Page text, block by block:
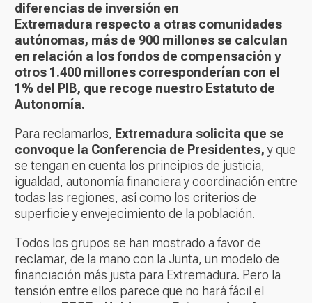
diferencias de inversión en
Extremadura respecto a otras comunidades
autónomas, más de 900 millones se calculan
en relación a los fondos de compensación y
otros 1.400 millones corresponderían con el
1% del PIB, que recoge nuestro Estatuto de
Autonomía.
Para reclamarlos, Extremadura solicita que se
convoque la Conferencia de Presidentes,y que
se tengan en cuenta los principios de justicia,
igualdad, autonomía financiera y coordinación entre
todas las regiones, así como los criterios de
superficie y envejecimiento de la población.
Todos los grupos se han mostrado a favor de
reclamar, de la mano con la Junta, un modelo de
financiación más justa para Extremadura. Pero la
tensión entre ellos parece que no hará fácil el